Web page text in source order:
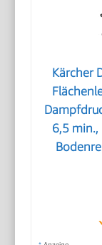
Kärcher
6,5